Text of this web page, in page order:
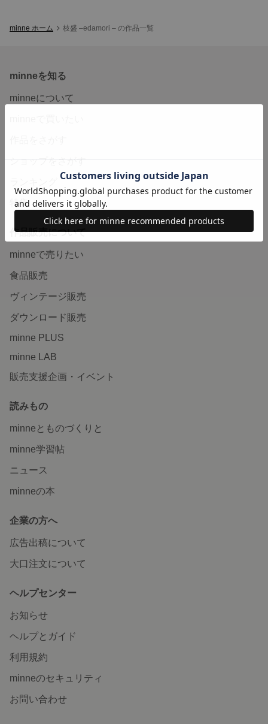
minne ホーム 枝盛 –edamori – の作品一覧
minneを知る
minneについて
ショップをさがす
特集
作品販売について
minneで売りたい
食品販売
ヴィンテージ販売
ダウンロード販売
minne PLUS
minne LAB
販売支援企画・イベント
読みもの
minneとものづくりと
minne学習帖
ニュース
minneの本
企業の方へ
広告出稿について
大口注文について
ヘルプセンター
お知らせ
ヘルプとガイド
利用規約
minneのセキュリティ
お問い合わせ